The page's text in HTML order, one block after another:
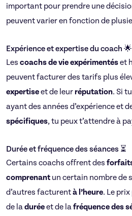
important pour prendre une
peuvent varier en fonction de
Expérience et expertise du coach 🌟
Les coachs de vie expérimentéset
peuvent facturer des tarifs plus
expertiseet de leurréputation. Si
ayant des années d’expérience et
spécifiques, tu peux t’attendre à
Durée et fréquence des séances ⏳
Certains coachs offrent des
comprenant un certain nombre de
d’autres facturentà l’heure. Le
de laduréeet de lafréquence des